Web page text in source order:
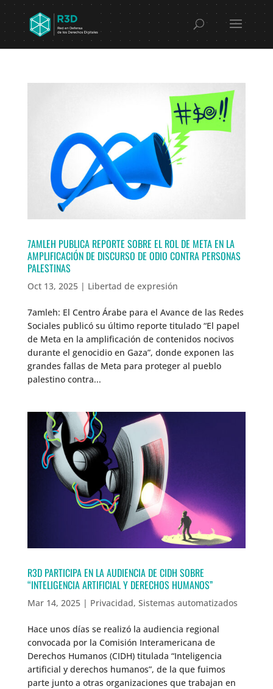
7AMLEH PUBLICA REPORTE SOBRE EL ROL DE META EN LA
AMPLIFICACIÓN DE DISCURSO DE ODIO CONTRA PERSONAS
PALESTINAS
Oct 13, 2025| Libertad de expresión
7amleh: El Centro Árabe para el Avance de las Redes
Sociales publicó su último reporte titulado “El papel
de Meta en la amplificación de contenidos nocivos
durante el genocidio en Gaza”, donde exponen las
grandes fallas de Meta para proteger al pueblo
palestino contra...
R3D PARTICIPA EN LA AUDIENCIA DE CIDH SOBRE
“INTELIGENCIA ARTIFICIAL Y DERECHOS HUMANOS”
Mar 14, 2025| Privacidad, Sistemas automatizados
Hace unos días se realizó la audiencia regional
convocada por la Comisión Interamericana de
Derechos Humanos (CIDH) titulada “Inteligencia
artificial y derechos humanos”, de la que fuimos
parte junto a otras organizaciones que trabajan en